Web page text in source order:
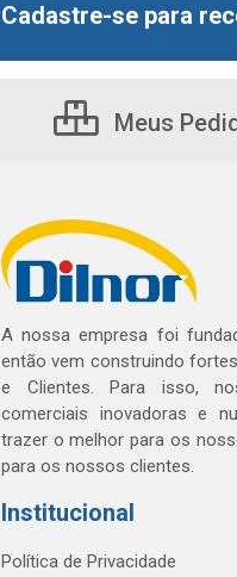
Cadastre-se para
Meus
A nossa empresa foi
então vem construindo
e Clientes. Para isso,
comerciais inovadoras e
trazer o melhor para os
para os nossos clientes.
Institucional
Política de Privacidade